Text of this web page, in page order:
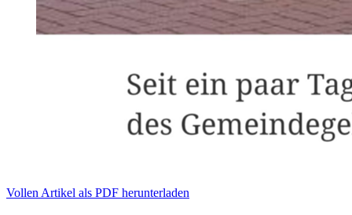
Vollen Artikel als PDF herunterladen